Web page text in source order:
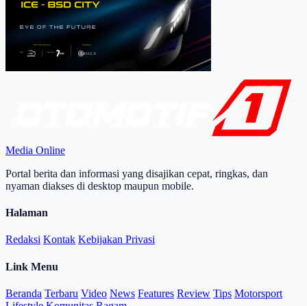
Media Online
Portal berita dan informasi yang disajikan cepat, ringkas, dan
nyaman diakses di desktop maupun mobile.
Halaman
Redaksi Kontak Kebijakan Privasi
Link Menu
Beranda Terbaru Video News Features Review Tips Motorsport